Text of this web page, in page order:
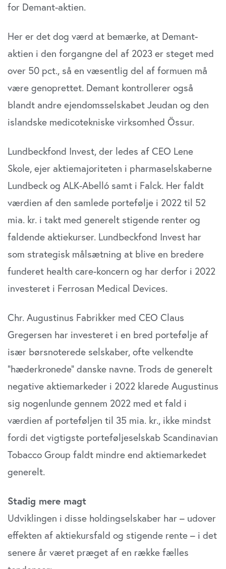
for Demant-aktien.
Her er det dog værd at bemærke, at Demant-
aktien i den forgangne del af 2023 er steget med
over 50 pct., så en væsentlig del af formuen må
være genoprettet. Demant kontrollerer også
blandt andre ejendomsselskabet Jeudan og den
islandske medicotekniske virksomhed Össur.
Lundbeckfond Invest, der ledes af CEO Lene
Skole, ejer aktiemajoriteten i pharmaselskaberne
Lundbeck og ALK-Abelló samt i Falck. Her faldt
værdien af den samlede portefølje i 2022 til 52
mia. kr. i takt med generelt stigende renter og
faldende aktiekurser. Lundbeckfond Invest har
som strategisk målsætning at blive en bredere
funderet health care-koncern og har derfor i 2022
investeret i Ferrosan Medical Devices.
Chr. Augustinus Fabrikker med CEO Claus
Gregersen har investeret i en bred portefølje af
især børsnoterede selskaber, ofte velkendte
”hæderkronede” danske navne. Trods de generelt
negative aktiemarkeder i 2022 klarede Augustinus
sig nogenlunde gennem 2022 med et fald i
værdien af porteføljen til 35 mia. kr., ikke mindst
fordi det vigtigste porteføljeselskab Scandinavian
Tobacco Group faldt mindre end aktiemarkedet
generelt.
Stadig mere magt
Udviklingen i disse holdingselskaber har – udover
effekten af aktiekursfald og stigende rente – i det
senere år været præget af en række fælles